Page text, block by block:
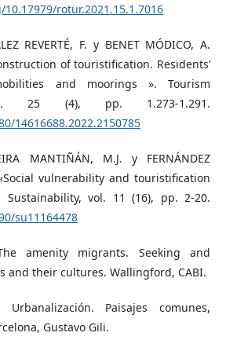
rotur.2021.15.1.7016
REVERTÉ, F. y BENET MÓDICO, A.
of touristification. Residents’
and moorings ». Tourism
25 (4), pp. 1.273-1.291.
14616688.2022.2150785
MANTIÑÁN, M.J. y FERNÁNDEZ
«Social vulnerability and touristification
vol. 11 (16), pp. 2-20.
su11164478
amenity migrants. Seeking and
and their cultures. Wallingford, CABI.
Urbanalización. Paisajes comunes,
Gustavo Gili.